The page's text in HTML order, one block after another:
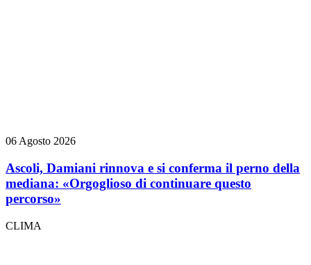
06 Agosto 2026
Ascoli, Damiani rinnova e si conferma il perno della
mediana: «Orgoglioso di continuare questo
percorso»
CLIMA